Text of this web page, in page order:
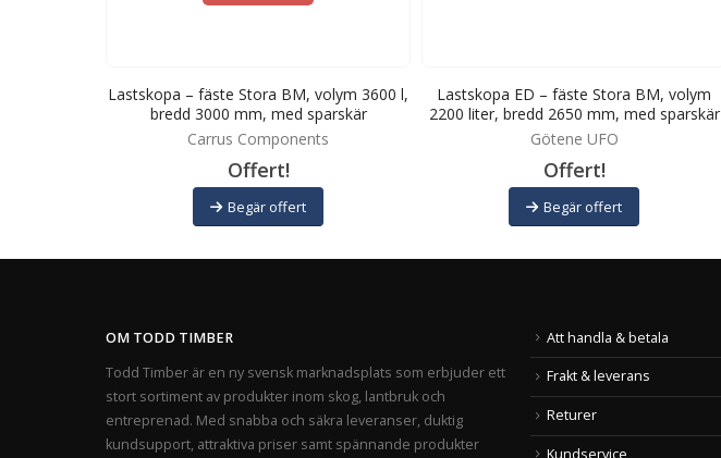
Lastskopa – fäste Stora BM, volym 3600 l,
bredd 3000 mm, med sparskär
Carrus Components
Offert!
Begär offert
Lastskopa ED – fäste Stora BM, volym
2200 liter, bredd 2650 mm, med sparskär
Götene UFO
Offert!
Begär offert
OM TODD TIMBER
Todd Timber är en ny svensk marknadsplats som erbjuder ett
stort sortiment av produkter inom skog, lantbruk och
entreprenad. Med snabba och säkra leveranser, duktig
kundsupport, attraktiva priser samt spännande produkter
Att handla & betala
Frakt & leverans
Returer
Kundservice